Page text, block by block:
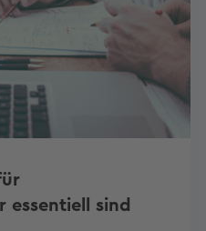
essentiell sind